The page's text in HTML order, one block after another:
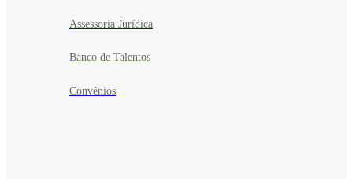
Assessoria Jurídica
Banco de Talentos
Convênios